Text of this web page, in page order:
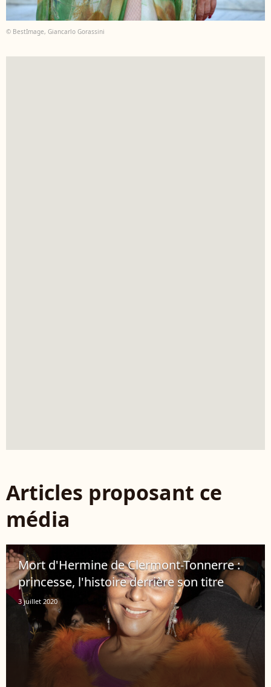
© BestImage, Giancarlo Gorassini
Articles proposant ce
média
Mort d'Hermine de Clermont-Tonnerre :
princesse, l'histoire derrière son titre
3 juillet 2020